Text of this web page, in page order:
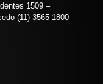
1509 –
(11) 3565-1800